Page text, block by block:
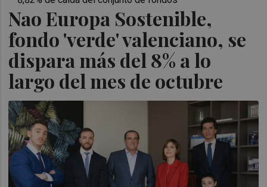
Nao Europa Sostenible,
fondo 'verde' valenciano, se
dispara más del 8% a lo
largo del mes de octubre